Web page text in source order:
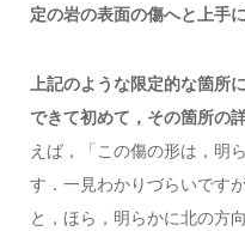
定の岩の表面の傷へと上手
上記のような限定的な箇所
できて初めて，その箇所の
えば，「この傷の形は，明
す．一見わかりづらいです
と，ほら，明らかに北の方